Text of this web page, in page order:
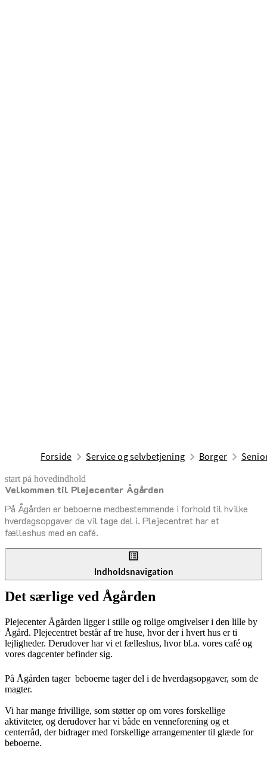
Forside Service og selvbetjening Borger
start på hovedindhold
Velkommen til Plejecenter Ågården
På Ågården er beboerne medbestemmende i forhold til hvilke
hverdagsopgaver de vil tage del i. Plejecentret har et
fælleshus med en café.
senest opdateret 16. juni 2026
Indholdsnavigation
Det særlige ved Ågården
Plejecenter Ågården ligger i stille og rolige omgivelser i den lille by
Ågård. Plejecentret består af tre huse, hvor der i hvert hus er ti
lejligheder. Derudover har vi et fælleshus, hvor bl.a. vores café og
vores dagcenter befinder sig.
På Ågården tager beboerne tager del i de hverdagsopgaver, som de
magter.
Vi har mange frivillige, som støtter op om vores forskellige
aktiviteter, og derudover har vi både en venneforening og et
centerråd, der bidrager med forskellige arrangementer til glæde for
beboerne.